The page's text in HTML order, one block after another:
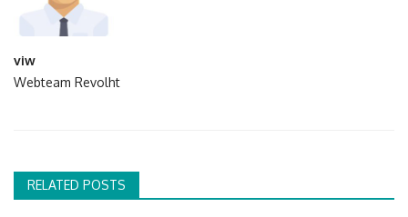
viw
Webteam Revolht
RELATED POSTS